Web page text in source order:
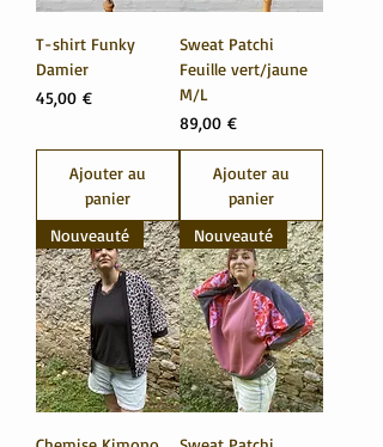
T-shirt Funky
Damier
Prix
45,00 €
Ajouter au
panier
Sweat Patchi
Feuille vert/jaune
M/L
Prix
89,00 €
Ajouter au
panier
Nouveauté
Nouveauté